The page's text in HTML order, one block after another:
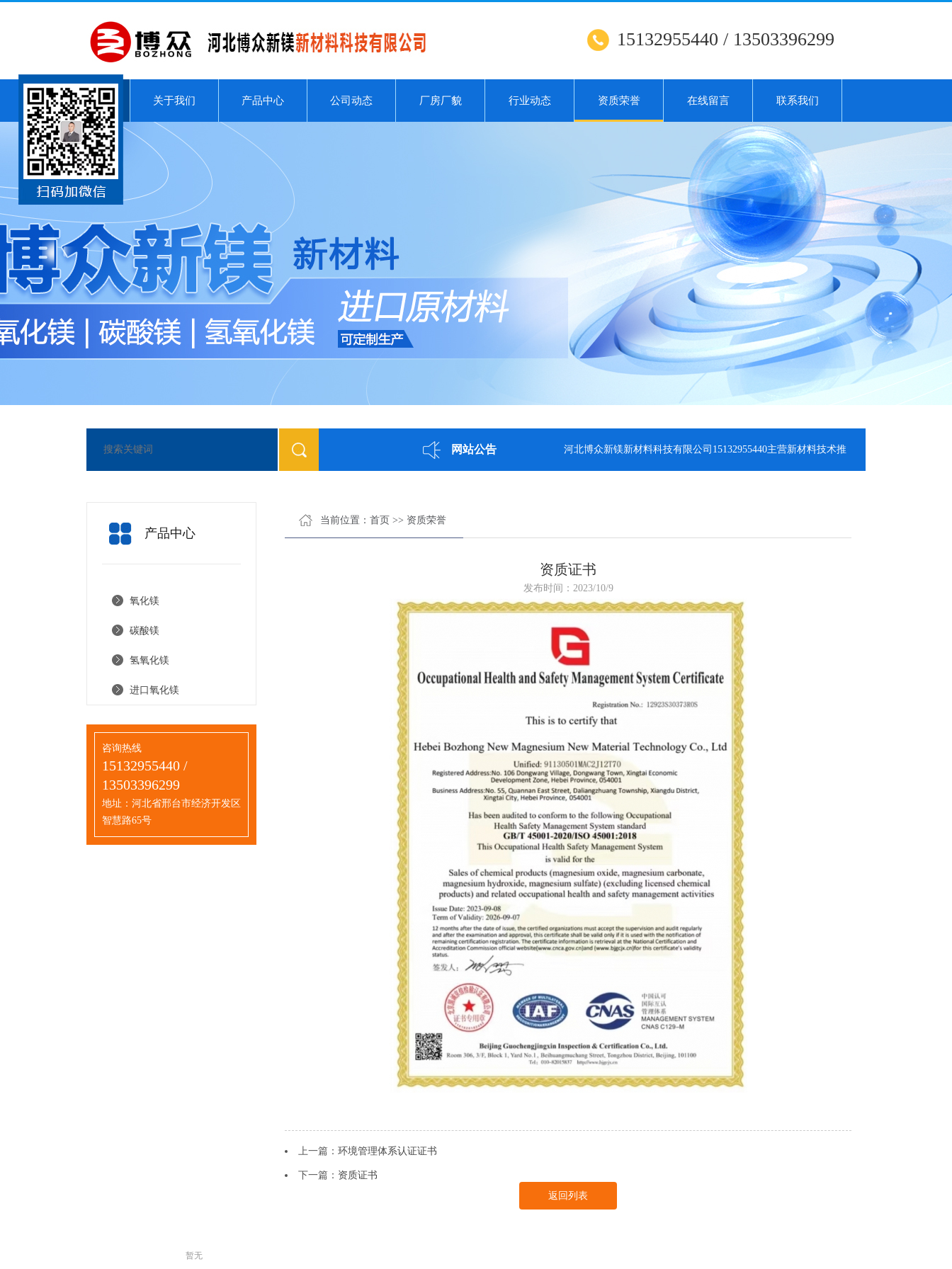
15132955440 / 13503396299
关于我们 产品中心 公司动态 厂房厂貌 行业动态 资质荣誉 在线留言 联系我们
网站公告 河北博众新镁新材料科技有限公司15132955440主营新材料技术推广服务;氧化镁|碳酸镁|轻质氧化
产品中心
氧化镁
碳酸镁
氢氧化镁
进口氧化镁
咨询热线
15132955440 /
13503396299
地址：河北省邢台市经济开发区
智慧路65号
当前位置： 首页 >> 资质荣誉
资质证书
发布时间：2023/10/9
上一篇： 环境管理体系认证证书
下一篇： 资质证书
返回列表
暂无